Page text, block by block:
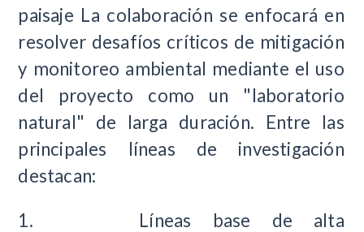
paisaje La colaboración se enfocará en
resolver desafíos críticos de mitigación
y monitoreo ambiental mediante el uso
del proyecto como un "laboratorio
natural" de larga duración. Entre las
principales líneas de investigación
destacan:
1.
Líneas base de alta